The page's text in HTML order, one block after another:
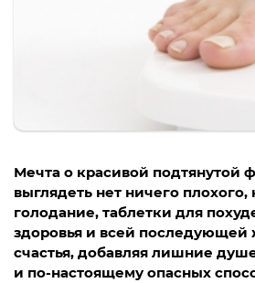
Мечта о красивой
выглядеть нет ничего
голодание, таблетки для
здоровья и всей последующей
счастья, добавляя лишние
и по-настоящему опасных